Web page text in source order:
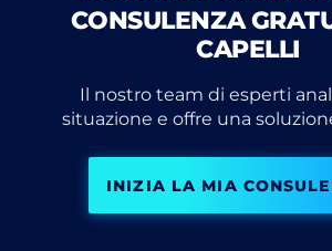
CONSULENZA
CAPELLI
Il nostro team di esperti
situazione e offre una
INIZIA LA MIA